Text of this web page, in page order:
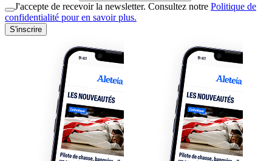
J'accepte de recevoir la newsletter. Consultez notre Politique de
confidentialité pour en savoir plus.
S'inscrire